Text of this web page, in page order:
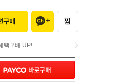
택 2배 UP!
택 2배 UP!